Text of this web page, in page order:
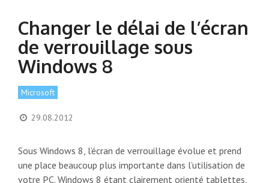
Changer le délai de l’écran
de verrouillage sous
Windows 8
Microsoft
29.08.2012
Sous Windows 8, l’écran de verrouillage évolue et prend
une place beaucoup plus importante dans l’utilisation de
votre PC. Windows 8 étant clairement orienté tablettes,